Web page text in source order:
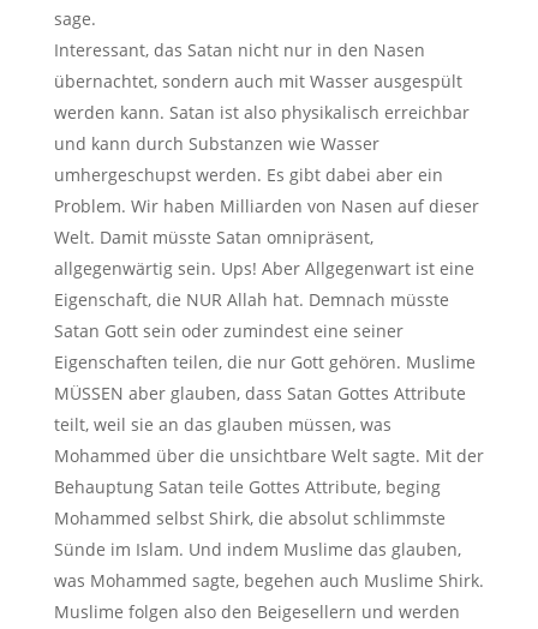
sage.
Interessant, das Satan nicht nur in den Nasen
übernachtet, sondern auch mit Wasser ausgespült
werden kann. Satan ist also physikalisch erreichbar
und kann durch Substanzen wie Wasser
umhergeschupst werden. Es gibt dabei aber ein
Problem. Wir haben Milliarden von Nasen auf dieser
Welt. Damit müsste Satan omnipräsent,
allgegenwärtig sein. Ups! Aber Allgegenwart ist eine
Eigenschaft, die NUR Allah hat. Demnach müsste
Satan Gott sein oder zumindest eine seiner
Eigenschaften teilen, die nur Gott gehören. Muslime
MÜSSEN aber glauben, dass Satan Gottes Attribute
teilt, weil sie an das glauben müssen, was
Mohammed über die unsichtbare Welt sagte. Mit der
Behauptung Satan teile Gottes Attribute, beging
Mohammed selbst Shirk, die absolut schlimmste
Sünde im Islam. Und indem Muslime das glauben,
was Mohammed sagte, begehen auch Muslime Shirk.
Muslime folgen also den Beigesellern und werden